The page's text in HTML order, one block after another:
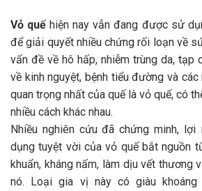
Vỏ quếhiện nay vẫn đang được sử
để giải quyết nhiều chứng rối loạn về
vấn đề về hô hấp, nhiễm trùng da, tạp
về kinh nguyệt, bệnh tiểu đường và
quan trọng nhất của quế là vỏ quế, có
nhiều cách khác nhau.
Nhiều nghiên cứu đã chứng minh,
dụng tuyệt vời của vỏ quế bắt nguồn
khuẩn, kháng nấm, làm dịu vết thương
nó. Loại gia vị này có giàu khoáng